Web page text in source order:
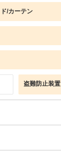
/カーテン
盗難防止装置